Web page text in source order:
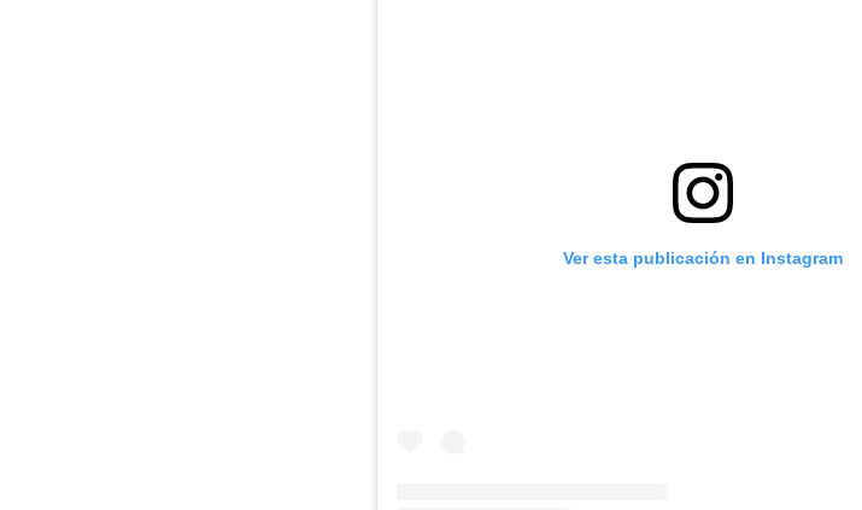
Ver esta publicación en Instagram